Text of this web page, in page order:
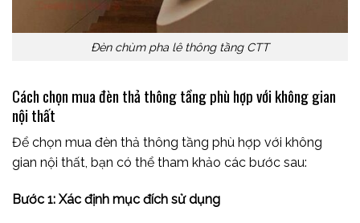
Đèn chùm pha lê thông tầng CTT
Cách chọn mua đèn thả thông tầng phù hợp với không gian
nội thất
Để chọn mua đèn thả thông tầng phù hợp với không
gian nội thất, bạn có thể tham khảo các bước sau:
Bước 1: Xác định mục đích sử dụng